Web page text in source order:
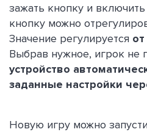
зажать кнопку и
кнопку можно
Значение регулируется
Выбрав нужное, игрок не
устройство
заданные настройки
Новую игру можно